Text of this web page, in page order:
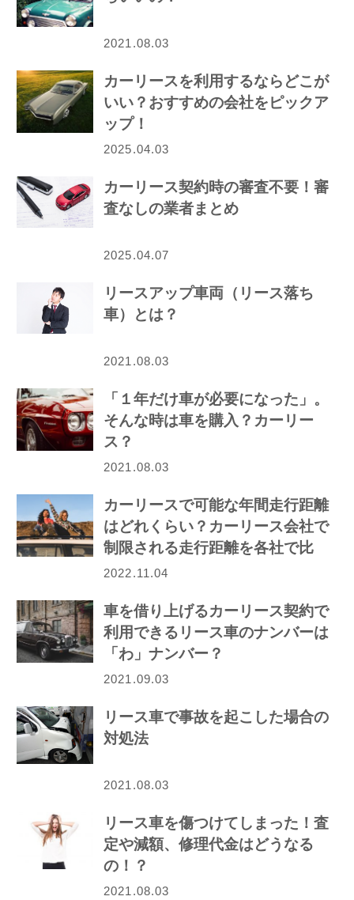
2021.08.03
カーリースを利用するならどこが
いい？おすすめの会社をピックア
ップ！
2025.04.03
カーリース契約時の審査不要！審
査なしの業者まとめ
2025.04.07
リースアップ車両（リース落ち
車）とは？
2021.08.03
「１年だけ車が必要になった」。
そんな時は車を購入？カーリー
ス？
2021.08.03
カーリースで可能な年間走行距離
はどれくらい？カーリース会社で
制限される走行距離を各社で比
較！
2022.11.04
車を借り上げるカーリース契約で
利用できるリース車のナンバーは
「わ」ナンバー？
2021.09.03
リース車で事故を起こした場合の
対処法
2021.08.03
リース車を傷つけてしまった！査
定や減額、修理代金はどうなる
の！？
2021.08.03